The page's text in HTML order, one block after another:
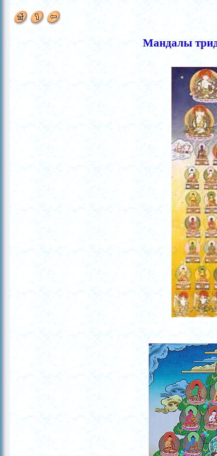
Мандалы